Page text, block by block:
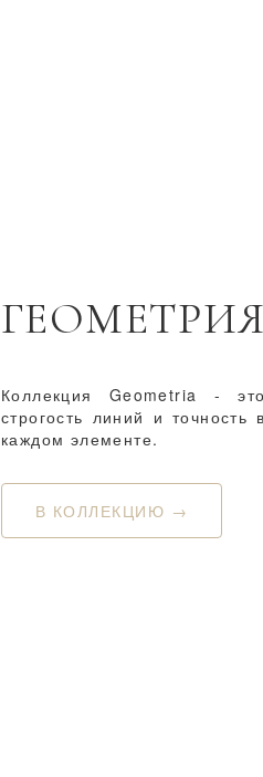
Коллекция Geometria -
строгость линий и точность
каждом элементе.
В КОЛЛЕКЦИЮ →